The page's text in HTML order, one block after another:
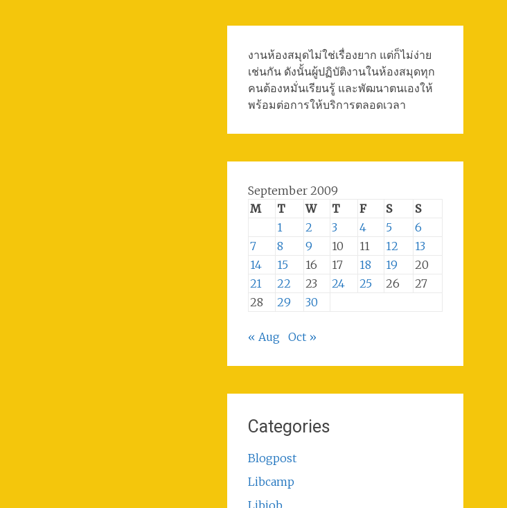
งานห้องสมุดไม่ใช่เรื่องยาก แต่ก็ไม่ง่าย
เช่นกัน ดังนั้นผู้ปฏิบัติงานในห้องสมุดทุก
คนต้องหมั่นเรียนรู้ และพัฒนาตนเองให้
พร้อมต่อการให้บริการตลอดเวลา
September 2009
M
T W T F S
S
1
2 3 4 5
6
7
8 9 10 11 12
13
14
15 16 17 18 19
20
21
22 23 24 25 26
27
28
29 30
« Aug Oct »
Categories
Blogpost
Libcamp
Libjob